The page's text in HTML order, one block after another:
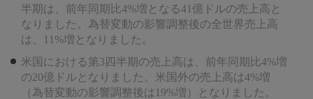
半期は、前年同期比4%増となる41億ドルの売上高と
なりました。為替変動の影響調整後の全世界売上高
は、11%増となりました。
米国における第3四半期の売上高は、前年同期比4%増
の20億ドルとなりました。米国外の売上高は4%増
（為替変動の影響調整後は19%増）となりました。